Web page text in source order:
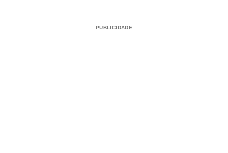
PUBLICIDADE